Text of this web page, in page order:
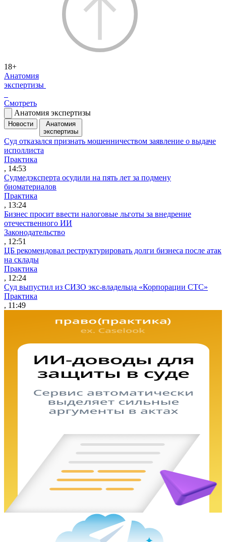
18+
Анатомия
экспертизы
Смотреть
Анатомия экспертизы
Новости
Анатомия
экспертизы
Суд отказался признать мошенничеством заявление о выдаче
исполлиста
Практика
, 14:53
Судмедэксперта осудили на пять лет за подмену
биоматериалов
Практика
, 13:24
Бизнес просит ввести налоговые льготы за внедрение
отечественного ИИ
Законодательство
, 12:51
ЦБ рекомендовал реструктурировать долги бизнеса после атак
на склады
Практика
, 12:24
Суд выпустил из СИЗО экс-владельца «Корпорации СТС»
Практика
, 11:49